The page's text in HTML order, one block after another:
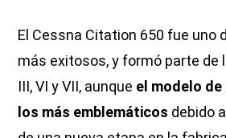
El Cessna Citation 650 fue uno
más exitosos, y formó parte de
III, VI y VII, aunque el modelo de
los más emblemáticos debido